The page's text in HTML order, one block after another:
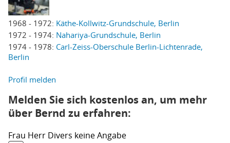
1968 - 1972: Käthe-Kollwitz-Grundschule, Berlin
1972 - 1974: Nahariya-Grundschule, Berlin
1974 - 1978: Carl-Zeiss-Oberschule Berlin-Lichtenrade,
Berlin
Profil melden
Melden Sie sich kostenlos an, um mehr
über Bernd zu erfahren:
Frau Herr Divers keine Angabe